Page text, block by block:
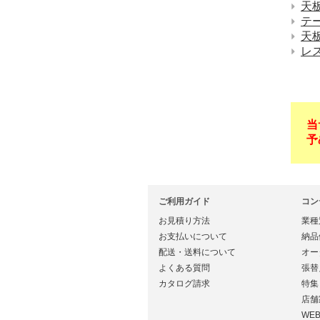
天
テ
天
レ
予
ご利用ガイド
お見積り方法
お支払いについて
配送・送料について
よくある質問
カタログ請求
コ
業
納
オ
張
特集
店